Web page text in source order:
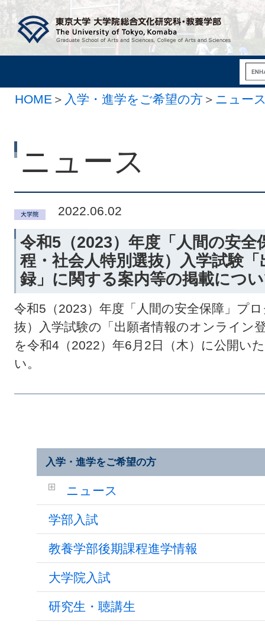
HOME ＞ 入学・進学をご希望の方 ＞ ニュー
ニュース
2022.06.02
令和5（2023）年度「人間の安
程・社会人特別選抜）入学試験
録」に関する案内等の掲載につ
令和5（2023）年度「人間の安全保障」プ
抜）入学試験の「出願者情報のオンライン
を令和4（2022）年6月2日（木）に公開い
い。
入学・進学をご希望の方
ニュース
学部入試
教養学部後期課程進学情報
大学院入試
研究生・聴講生